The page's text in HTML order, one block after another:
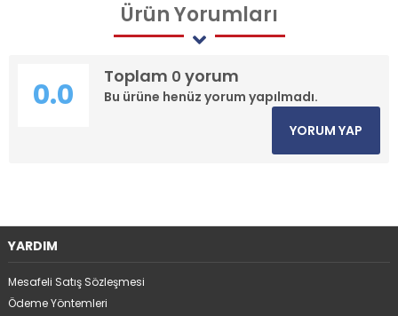
ÜrünYorumları
Toplam 0 yorum
Bu ürüne henüz yorum yapılmadı.
0.0
YORUM YAP
YARDIM
Mesafeli Satış Sözleşmesi
Ödeme Yöntemleri